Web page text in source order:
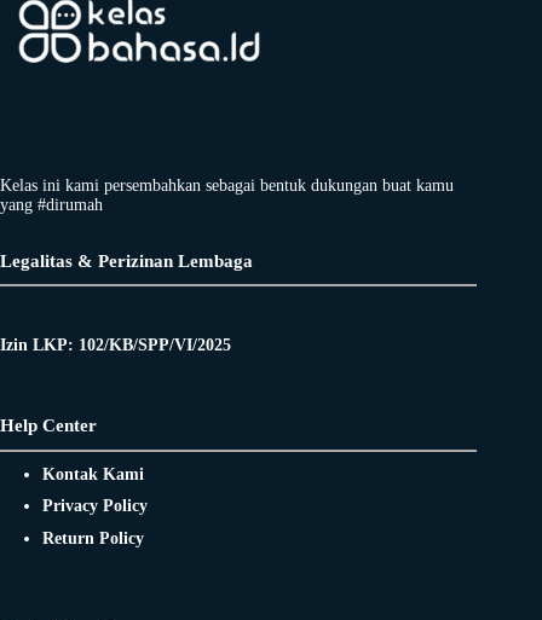
Kelas ini kami persembahkan sebagai bentuk dukungan buat kamu
yang #dirumah
Legalitas & Perizinan Lembaga
Izin LKP: 102/KB/SPP/VI/2025
Help Center
Kontak Kami
Privacy Policy
Return Policy